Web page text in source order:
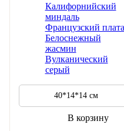
Калифорнийский
миндаль
Французский
Белоснежный
жасмин
Вулканический
серый
40*14*14 см
В корзину